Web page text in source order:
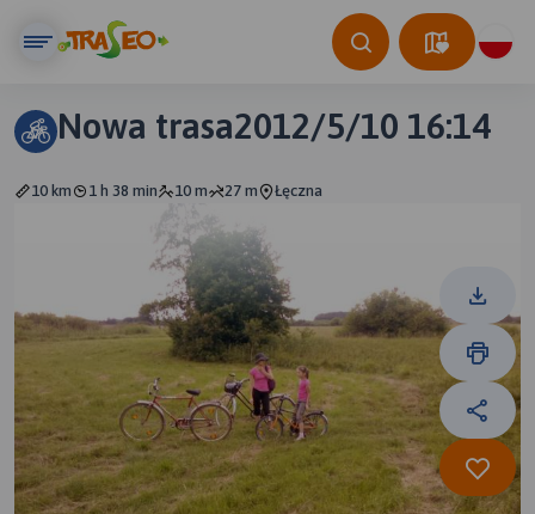
Nowa trasa2012/5/10 16:14
10 km 1 h 38 min 10 m 27 m Łęczna